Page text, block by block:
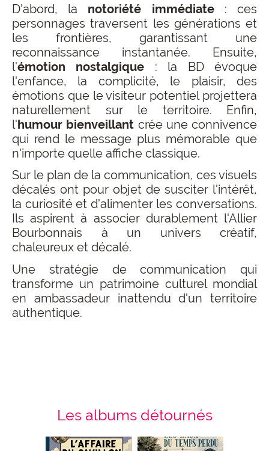
D'abord, la notoriété immédiate: ces
personnages traversent les générations et
les frontières, garantissant une
reconnaissance instantanée. Ensuite,
l'émotion nostalgique : la BD évoque
l'enfance, la complicité, le plaisir, des
émotions que le visiteur potentiel projettera
naturellement sur le territoire. Enfin,
l'humour bienveillant crée une connivence
qui rend le message plus mémorable que
n'importe quelle affiche classique.
Sur le plan de la communication, ces visuels
décalés ont pour objet de susciter l'intérêt,
la curiosité et d'alimenter les conversations.
Ils aspirent à associer durablement l'Allier
Bourbonnais à un univers créatif,
chaleureux et décalé.
Une stratégie de communication qui
transforme un patrimoine culturel mondial
en ambassadeur inattendu d'un territoire
authentique.
Les albums détournés